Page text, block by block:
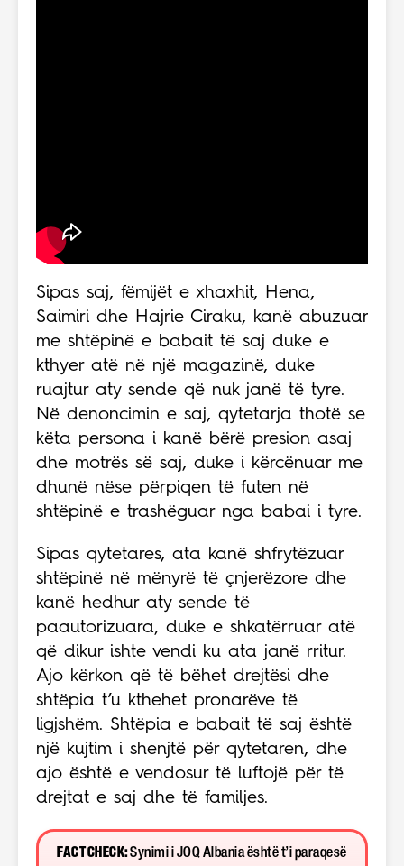
Sipas saj, fëmijët e xhaxhit, Hena,
Saimiri dhe Hajrie Ciraku, kanë abuzuar
me shtëpinë e babait të saj duke e
kthyer atë në një magazinë, duke
ruajtur aty sende që nuk janë të tyre.
Në denoncimin e saj, qytetarja thotë se
këta persona i kanë bërë presion asaj
dhe motrës së saj, duke i kërcënuar me
dhunë nëse përpiqen të futen në
shtëpinë e trashëguar nga babai i tyre.
Sipas qytetares, ata kanë shfrytëzuar
shtëpinë në mënyrë të çnjerëzore dhe
kanë hedhur aty sende të
paautorizuara, duke e shkatërruar atë
që dikur ishte vendi ku ata janë rritur.
Ajo kërkon që të bëhet drejtësi dhe
shtëpia t’u kthehet pronarëve të
ligjshëm. Shtëpia e babait të saj është
një kujtim i shenjtë për qytetaren, dhe
ajo është e vendosur të luftojë për të
drejtat e saj dhe të familjes.
FACT CHECK:Synimi i JOQ Albania është t’i paraqesë